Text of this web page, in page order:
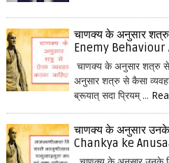
चाणक्य के अनुसार शत्रु
Enemy Behaviour
चाणक्य के अनुसार शत्रु से
अनुसार शत्रु से कैसा
ब्रूयात् सदा प्रियम् ...
चाणक्य के अनुसार उनके
Chankya ke